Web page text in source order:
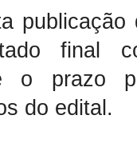
final
o prazo
do edital.